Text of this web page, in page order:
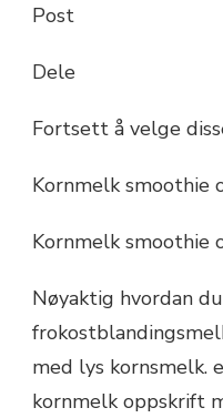
Post
Dele
Fortsett å velge
Kornmelk smoothie
Kornmelk smoothie
Nøyaktig hvordan
med lys kornsmelk.
kornmelk oppskrift